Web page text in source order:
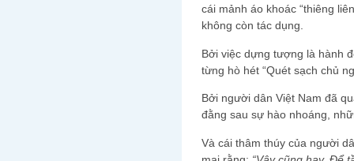
cái mảnh áo khoác “thiêng
không còn tác dụng.
Bởi việc dựng tượng là hành
từng hò hét “Quét sạch chủ
Bởi người dân Việt Nam đã
đằng sau sự hào nhoáng,
Và cái thâm thúy của người